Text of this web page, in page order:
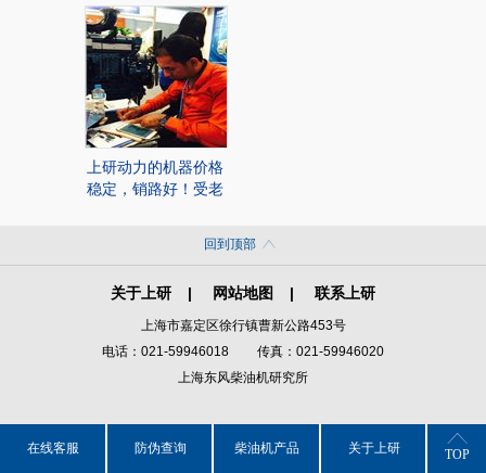
上研动力的机器价格
稳定，销路好！受老
回到顶部
关于上研 | 网站地图 | 联系上研
上海市嘉定区徐行镇曹新公路453号
电话：021-59946018
传真：021-59946020
上海东风柴油机研究所
在线客服 防伪查询 柴油机产品 关于上研 TOP